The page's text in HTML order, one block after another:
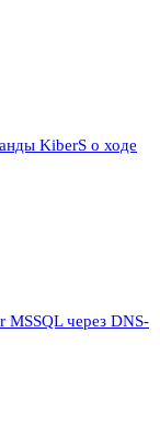
KiberS о ходе
через DNS-